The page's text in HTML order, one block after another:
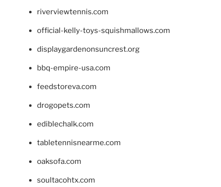
riverviewtennis.com
official-kelly-toys-squishmallows.com
displaygardenonsuncrest.org
bbq-empire-usa.com
feedstoreva.com
drogopets.com
ediblechalk.com
tabletennisnearme.com
oaksofa.com
soultacohtx.com